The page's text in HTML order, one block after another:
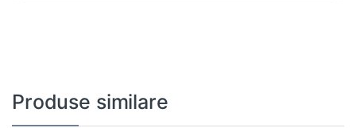
Produse similare